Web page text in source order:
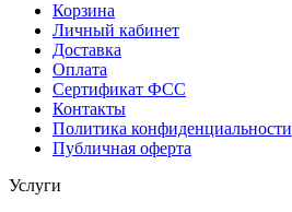
Корзина
Личный кабинет
Доставка
Оплата
Сертификат ФСС
Контакты
Политика конфиденциальности
Публичная оферта
Услуги